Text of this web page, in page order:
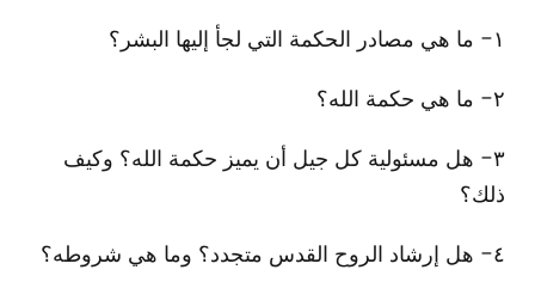
١- ما هي مصادر الحكمة التي لجأ إليها البشر؟
٢- ما هي حكمة الله؟
٣- هل مسئولية كل جيل أن يميز حكمة الله؟ وكيف
ذلك؟
٤- هل إرشاد الروح القدس متجدد؟ وما هي شروطه؟